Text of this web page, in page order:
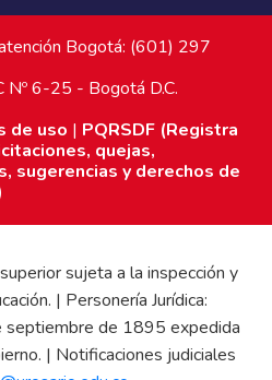
Bogotá: (601) 297
Nº 6-25 - Bogotá D.C.
de uso | PQRSDF (Registra
quejas,
sugerencias y derechos de
sujeta a la inspección y
| Personería Jurídica:
de 1895 expedida
| Notificaciones judiciales